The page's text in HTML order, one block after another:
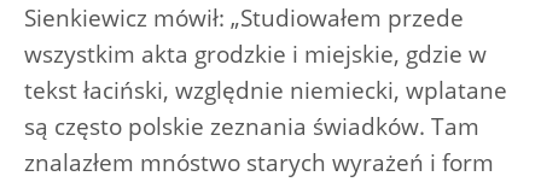
Sienkiewicz mówił: „Studiowałem przede
wszystkim akta grodzkie i miejskie, gdzie w
tekst łaciński, względnie niemiecki, wplatane
są często polskie zeznania świadków. Tam
znalazłem mnóstwo starych wyrażeń i form